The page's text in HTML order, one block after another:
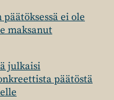
ei ole
maksanut
julkaisi
päätöstä